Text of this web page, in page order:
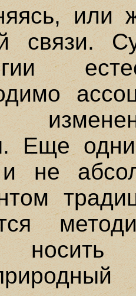
или
связи.
Еще
не